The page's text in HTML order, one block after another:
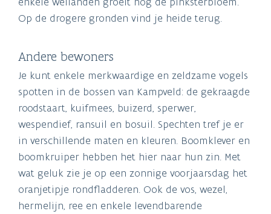
Op de drogere gronden vind je heide terug.
Andere bewoners
Je kunt enkele merkwaardige en zeldzame vogels
spotten in de bossen van Kampveld: de gekraagde
roodstaart, kuifmees, buizerd, sperwer,
wespendief, ransuil en bosuil. Spechten tref je er
in verschillende maten en kleuren. Boomklever en
boomkruiper hebben het hier naar hun zin. Met
wat geluk zie je op een zonnige voorjaarsdag het
oranjetipje rondfladderen. Ook de vos, wezel,
hermelijn, ree en enkele levendbarende